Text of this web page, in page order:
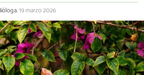
19 marzo 2026